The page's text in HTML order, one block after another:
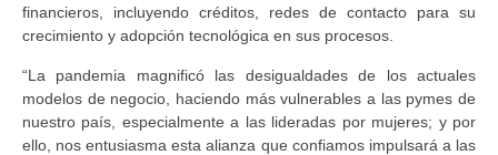
financieros, incluyendo créditos, redes de contacto para su
crecimiento y adopción tecnológica en sus procesos.
“La pandemia magnificó las desigualdades de los actuales
modelos de negocio, haciendo más vulnerables a las pymes de
nuestro país, especialmente a las lideradas por mujeres; y por
ello, nos entusiasma esta alianza que confiamos impulsará a las